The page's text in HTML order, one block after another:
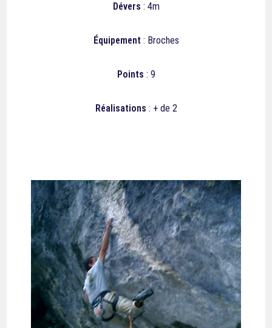
Dévers : 4m
Équipement: Broches
Points : 9
Réalisations : + de 2